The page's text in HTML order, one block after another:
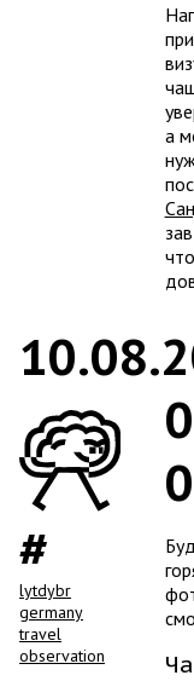
а
lytdybr
germany
travel
observation